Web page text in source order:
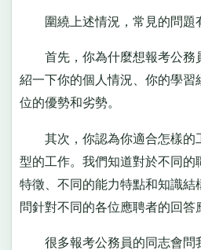
圍繞上述情況，常見的問題
首先，你為什麼想報考公務
紹一下你的個人情況、你的學習
位的優勢和劣勢。
其次，你認為你適合怎樣的
型的工作。我們知道對於不同的
特徵、不同的能力特點和知識結
問針對不同的各位應聘者的回答
很多報考公務員的同志會問